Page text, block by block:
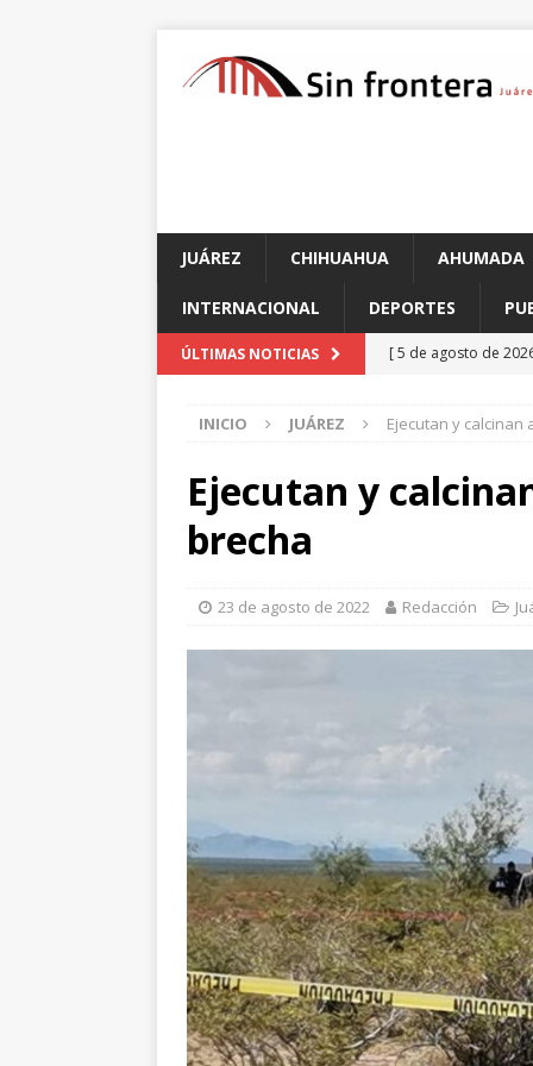
JUÁREZ CHIHUAHUA AHUMADA
INTERNACIONAL DEPORTES
ÚLTIMAS NOTICIAS [ 5 de agosto de
[ 5 de agosto de
investigan presunta
INICIO JUÁREZ Ejecutan y calcinan
Ejecutan y
brecha
23 de agosto de 2022 Redacción